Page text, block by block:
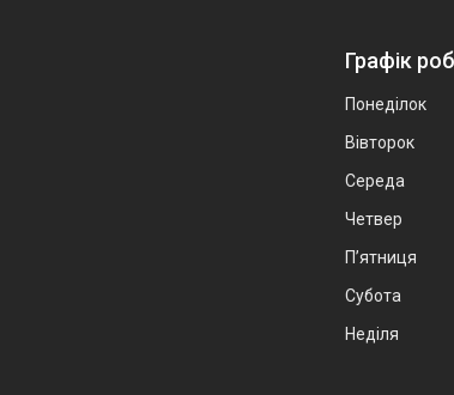
Графік
Понеділок
Вівторок
Середа
Четвер
Пʼятниця
Субота
Неділя